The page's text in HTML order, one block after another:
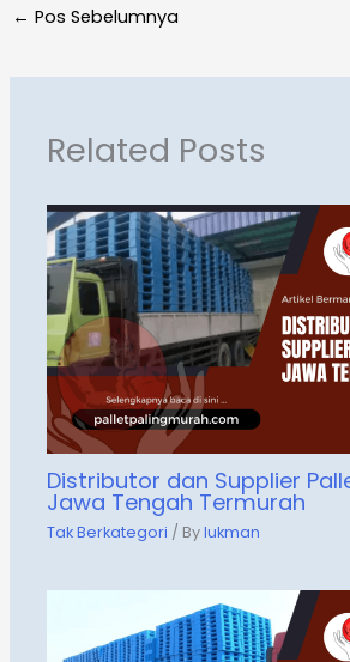
← Pos Sebelumnya
Related Posts
Distributor dan Supplier
Jawa Tengah Termurah
Tak Berkategori / Bylukman